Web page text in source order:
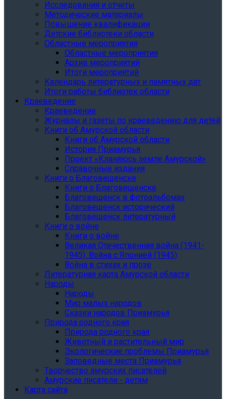
Исследования и отчеты
Методические материалы
Повышение квалификации
Детские библиотеки области
Областные мероприятия
Областные мероприятия
Архив мероприятий
Итоги мероприятий
Календарь литературных и памятных дат
Итоги работы библиотек области
Краеведение
Краеведение
Журналы и газеты по краеведению для детей
Книги об Амурской области
Книги об Амурской области
История Приамурья
Проект «Кланяюсь земле Амурской»
Справочные издания
Книги о Благовещенске
Книги о Благовещенске
Благовещенск в фотоальбомах
Благовещенск исторический
Благовещенск литературный
Книги о войне
Книги о войне
Великая Отечественная война (1941-
1945). Война с Японией (1945)
Война в стихах и прозе
Литературная карта Амурской области
Народы
Народы
Мир малых народов
Сказки народов Приамурья
Природа родного края
Природа родного края
Животный и растительный мир
Экологические проблемы Приамурья
Заповедные места Приамурья
Творчество амурских писателей
Амурские писатели - детям
Карта сайта